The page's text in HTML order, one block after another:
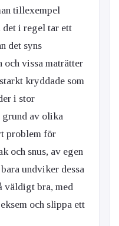
tillexempel
i regel tar ett
det syns
och vissa maträtter
kryddade som
i stor
grund av olika
problem för
och snus, av egen
undviker dessa
väldigt bra, med
och slippa ett